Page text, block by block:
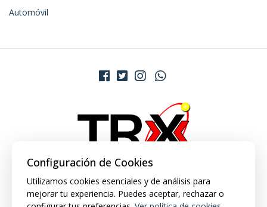
Automóvil
Configuración de Cookies
Utilizamos cookies esenciales y de análisis para
mejorar tu experiencia. Puedes aceptar, rechazar o